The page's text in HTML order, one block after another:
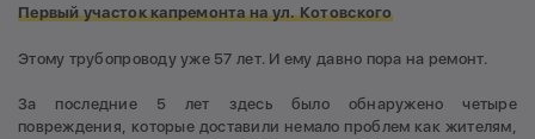
Первый участок капремонта на ул. Котовского
Этому трубопроводу уже 57 лет. И ему давно пора на ремонт.
За последние 5 лет здесь было обнаружено четыре
повреждения, которые доставили немало проблем как жителям,